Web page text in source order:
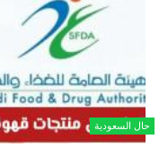
حال السعودية